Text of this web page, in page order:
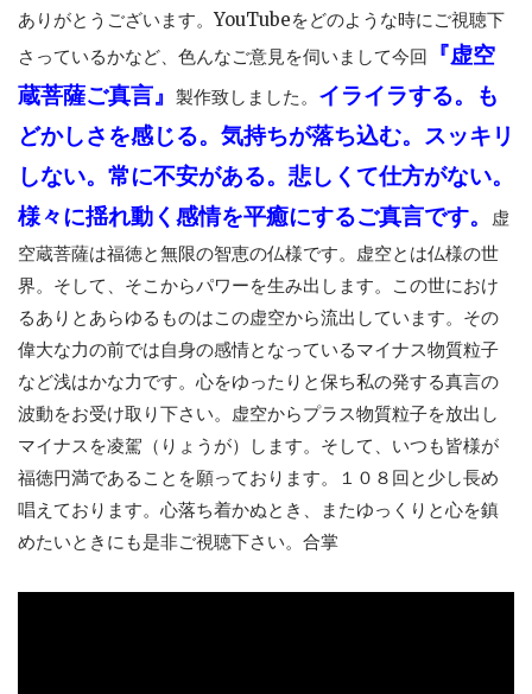
ありがとうございます。YouTubeをどのような時にご視聴下
さっているかなど、色んなご意見を伺いまして今回
『虚空
蔵菩薩ご真言』 製作致しました。 イライラする。も
どかしさを感じる。気持ちが落ち込む。スッキリ
しない。常に不安がある。悲しくて仕方がない。
様々に揺れ動く感情を平癒にするご真言です。
虚
空蔵菩薩は福徳と無限の智恵の仏様です。虚空とは仏様の世
界。そして、そこからパワーを生み出します。この世におけ
るありとあらゆるものはこの虚空から流出しています。その
偉大な力の前では自身の感情となっているマイナス物質粒子
など浅はかな力です。心をゆったりと保ち私の発する真言の
波動をお受け取り下さい。虚空からプラス物質粒子を放出し
マイナスを凌駕（りょうが）します。そして、いつも皆様が
福徳円満であることを願っております。１０８回と少し長め
唱えております。心落ち着かぬとき、またゆっくりと心を鎮
めたいときにも是非ご視聴下さい。合掌